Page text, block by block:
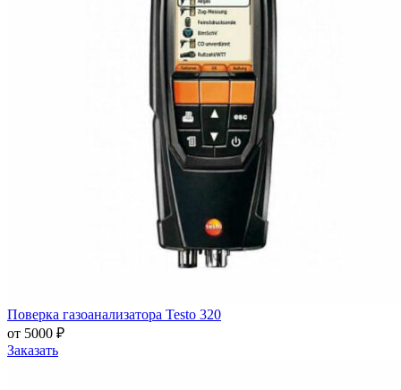
Поверка газоанализатора Testo 320
от 5000 ₽
Заказать